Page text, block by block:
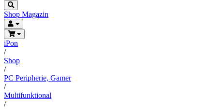
Shop Magazin
iPon
/
Shop
/
PC Peripherie, Gamer
/
Multifunktional
/